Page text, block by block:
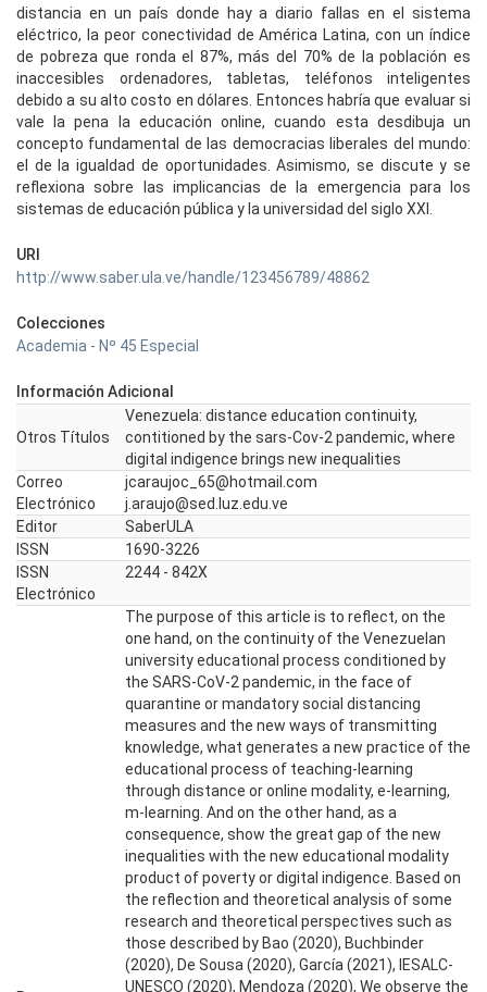
distancia en un país donde hay a diario fallas en el sistema
eléctrico, la peor conectividad de América Latina, con un índice
de pobreza que ronda el 87%, más del 70% de la población es
inaccesibles ordenadores, tabletas, teléfonos inteligentes
debido a su alto costo en dólares. Entonces habría que evaluar si
vale la pena la educación online, cuando esta desdibuja un
concepto fundamental de las democracias liberales del mundo:
el de la igualdad de oportunidades. Asimismo, se discute y se
reflexiona sobre las implicancias de la emergencia para los
sistemas de educación pública y la universidad del siglo XXI.
URI
http://www.saber.ula.ve/handle/123456789/48862
Colecciones
Academia - Nº 45 Especial
Información Adicional
Otros Títulos
Venezuela: distance education continuity,
contitioned by the sars-Cov-2 pandemic, where
digital indigence brings new inequalities
Correo
Electrónico
jcaraujoc_65@hotmail.com
j.araujo@sed.luz.edu.ve
Editor
SaberULA
ISSN
1690-3226
ISSN
Electrónico
2244 - 842X
The purpose of this article is to reflect, on the
one hand, on the continuity of the Venezuelan
university educational process conditioned by
the SARS-CoV-2 pandemic, in the face of
quarantine or mandatory social distancing
measures and the new ways of transmitting
knowledge, what generates a new practice of the
educational process of teaching-learning
through distance or online modality, e-learning,
m-learning. And on the other hand, as a
consequence, show the great gap of the new
inequalities with the new educational modality
product of poverty or digital indigence. Based on
the reflection and theoretical analysis of some
research and theoretical perspectives such as
those described by Bao (2020), Buchbinder
(2020), De Sousa (2020), García (2021), IESALC-
UNESCO (2020), Mendoza (2020), We observe the